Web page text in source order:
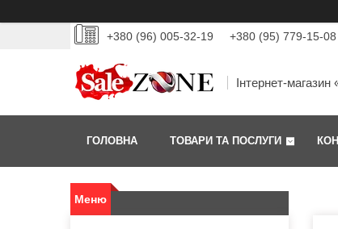
+380 (96) 005-32-19 +380 (95) 779-15-08
Інтернет-магазин
ГОЛОВНА ТОВАРИ ТА ПОСЛУГИ